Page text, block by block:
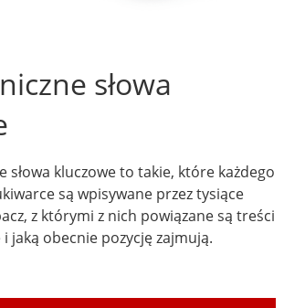
słowa
słowa kluczowe to takie, które każdego
są wpisywane przez tysiące
z którymi z nich powiązane są treści
jaką obecnie pozycję zajmują.